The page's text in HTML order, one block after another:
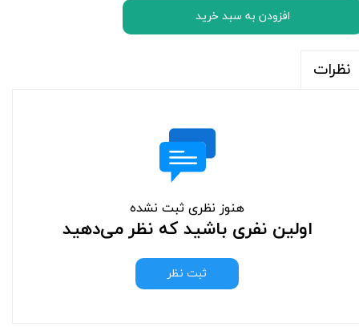
افزودن به سبد خرید
نظرات
هنوز نظری ثبت نشده
اولین نفری باشید که نظر می‌دهید
ثبت نظر